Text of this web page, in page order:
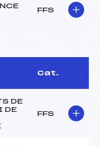
FFS
Cat.
DE
DE
FFS